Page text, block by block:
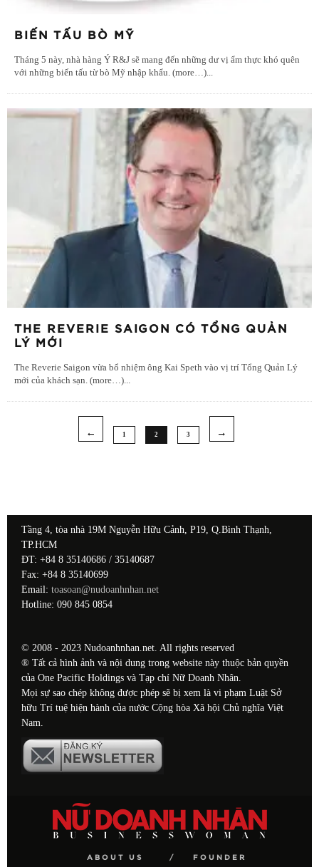
BIẾN TẤU BÒ MỸ
Tháng 5 này, nhà hàng Ý R&J sẽ mang đến những dư vị ẩm thực khó quên
với những biến tấu từ bò Mỹ nhập khẩu. (more…)...
THE REVERIE SAIGON CÓ TỔNG QUẢN
LÝ MỚI
The Reverie Saigon vừa bổ nhiệm ông Kai Speth vào vị trí Tổng Quản Lý
mới của khách sạn. (more…)
1 2 3
Tầng 4, tòa nhà 19M Nguyễn Hữu Cảnh, P19, Q.Bình Thạnh,
TP.HCM
ĐT: +84 8 35140686 / 35140687
Fax: +84 8 35140699
Email: toasoan@nudoanhnhan.net
Hotline: 090 845 0854
© 2008 - 2023 Nudoanhnhan.net. All rights reserved
® Tất cả hình ảnh và nội dung trong website này thuộc bản quyền
của One Pacific Holdings và Tạp chí Nữ Doanh Nhân.
Mọi sự sao chép không được phép sẽ bị xem là vi phạm Luật Sở
hữu Trí tuệ hiện hành của nước Cộng hòa Xã hội Chủ nghĩa Việt
Nam.
ABOUT US FOUNDER